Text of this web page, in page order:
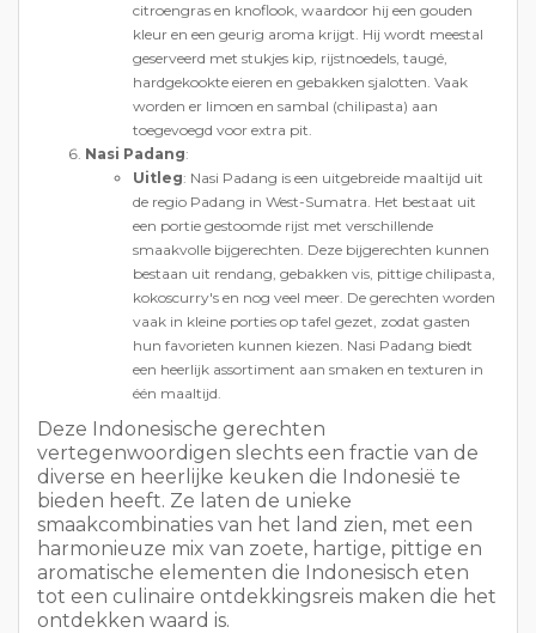
citroengras en knoflook, waardoor hij een gouden
kleur en een geurig aroma krijgt. Hij wordt meestal
geserveerd met stukjes kip, rijstnoedels, taugé,
hardgekookte eieren en gebakken sjalotten. Vaak
worden er limoen en sambal (chilipasta) aan
toegevoegd voor extra pit.
Nasi Padang:
Uitleg: Nasi Padang is een uitgebreide maaltijd uit
de regio Padang in West-Sumatra. Het bestaat uit
een portie gestoomde rijst met verschillende
smaakvolle bijgerechten. Deze bijgerechten kunnen
bestaan uit rendang, gebakken vis, pittige chilipasta,
kokoscurry's en nog veel meer. De gerechten worden
vaak in kleine porties op tafel gezet, zodat gasten
hun favorieten kunnen kiezen. Nasi Padang biedt
een heerlijk assortiment aan smaken en texturen in
één maaltijd.
Deze Indonesische gerechten
vertegenwoordigen slechts een fractie van de
diverse en heerlijke keuken die Indonesië te
bieden heeft. Ze laten de unieke
smaakcombinaties van het land zien, met een
harmonieuze mix van zoete, hartige, pittige en
aromatische elementen die Indonesisch eten
tot een culinaire ontdekkingsreis maken die het
ontdekken waard is.